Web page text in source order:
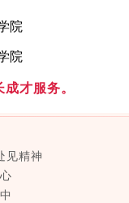
才服务。
见精神